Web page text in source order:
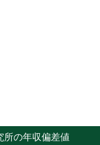
所の年収偏差値